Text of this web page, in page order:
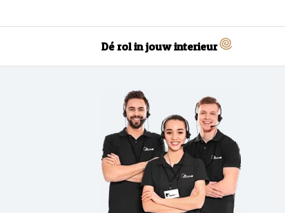
Dé rol in jouw interieur